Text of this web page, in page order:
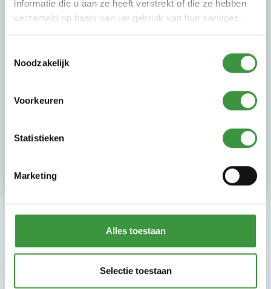
informatie die u aan ze heeft verstrekt of die ze hebben
verzameld op basis van uw gebruik van hun services.
Noodzakelijk
Voorkeuren
Statistieken
Marketing
Alles toestaan
Selectie toestaan
Peuterochtenden
De leukste Kinderfeestjes
Gratis Parkeren
Goed verzorgde horeca